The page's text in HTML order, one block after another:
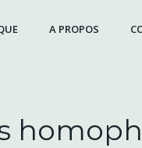
A PROPOS